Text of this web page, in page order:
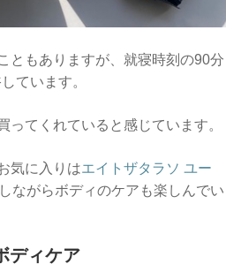
ともありますが、就寝時刻の90分
ています。
てくれていると感じています。
気に入りはエイトザタラソ ユー
ながらボディのケアも楽しんでい
ディケア